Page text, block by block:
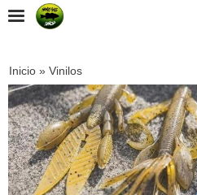
Inicio » Vinilos